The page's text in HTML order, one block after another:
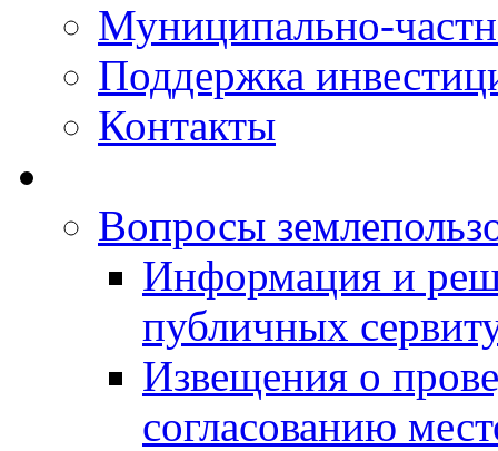
Муниципально-
Поддержка
Контакты
Вопросы
Информация и
публичных
Извещения о
согласованию